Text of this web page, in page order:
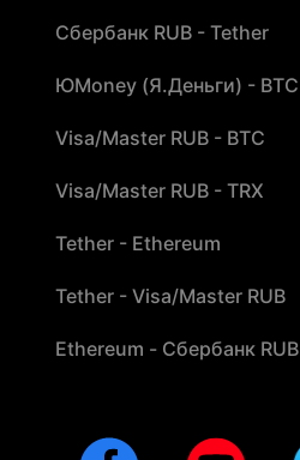
Сбербанк RUB - Tether
ЮMoney (Я.Деньги) - BTC
Visa/Master RUB - BTC
Visa/Master RUB - TRX
Tether - Ethereum
Tether - Visa/Master RUB
Ethereum - Сбербанк RUB